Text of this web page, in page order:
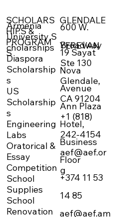
19 Sayat
Nova
Avenue
Ann Plaza
Hotel,
Business
Floor
+374 11 53
14 85
aef@aef.am
YEREVAN
600 W.
Broadway
Ste 130
Glendale,
CA 91204
+1 (818)
242-4154
aef@aef.or
g
GLENDALE
Armenia
University S
cholarships
Diaspora
Scholarship
s
US
Scholarship
s
Engineering
Labs
Oratorical &
Essay
Competition
School
Supplies
School
Renovation
SCHOLARS
HIPS &
PROGRAM
S